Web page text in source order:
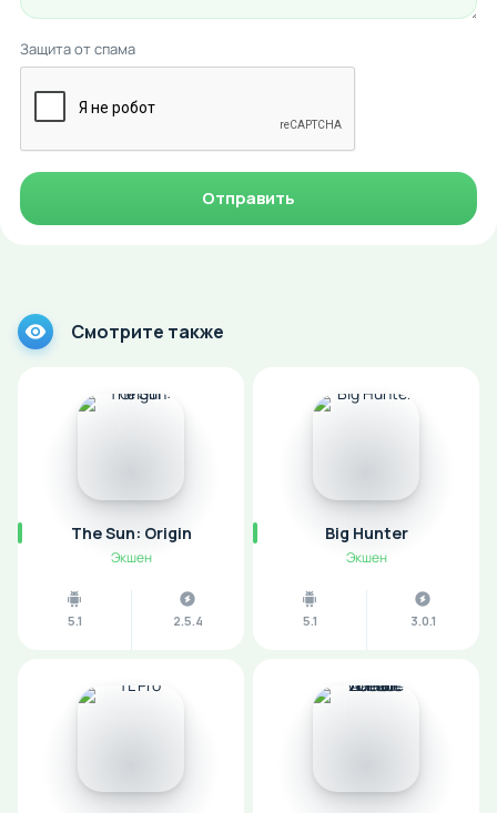
Защита от спама
Отправить
Смотрите также
The Sun: Origin
Экшен
5.1 2.5.4
Big Hunter
Экшен
5.1 3.0.1